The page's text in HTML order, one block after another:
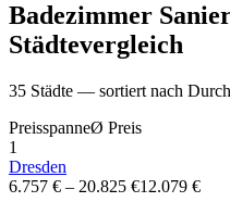
Badezimmer
Städtevergleich
35 Städte — sortiert nach
PreisspanneØ Preis
1
Dresden
6.757 € – 20.825 €12.079 €